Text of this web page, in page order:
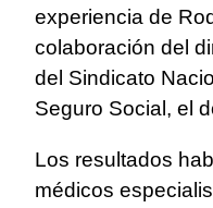
experiencia de
colaboración del
del Sindicato
Seguro Social, el
Los resultados
médicos